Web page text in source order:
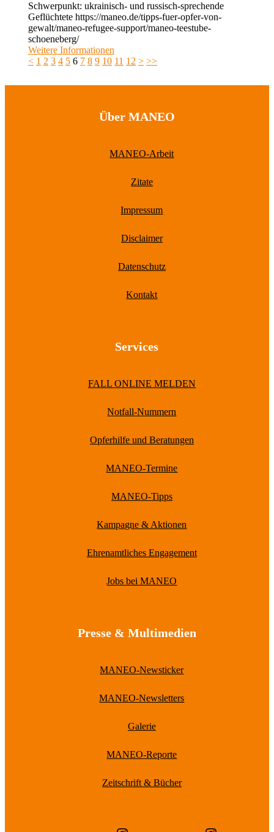
Schwerpunkt: ukrainisch- und russisch-sprechende
Geflüchtete https://maneo.de/tipps-fuer-opfer-von-
gewalt/maneo-refugee-support/maneo-teestube-
schoeneberg/
Weitere Informationen
< 1 2 3 4 5 6 7 8 9 10 11 12 > >>
Über MANEO
MANEO-Arbeit
Zitate
Impressum
Disclaimer
Datenschutz
Kontakt
Services
FALL ONLINE MELDEN
Notfall-Nummern
Opferhilfe und Beratungen
MANEO-Termine
MANEO-Tipps
Kampagne & Aktionen
Ehrenamtliches Engagement
Jobs bei MANEO
Presse & Multimedien
MANEO-Newsticker
MANEO-Newsletters
Galerie
MANEO-Reporte
Zeitschrift & Bücher